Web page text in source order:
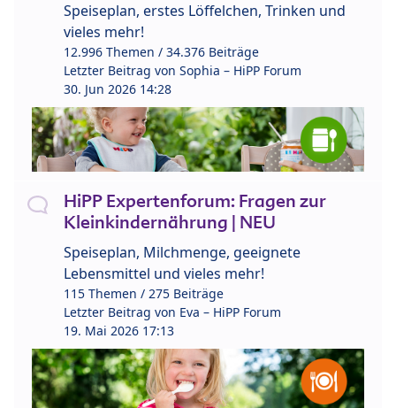
Speiseplan, erstes Löffelchen, Trinken und
vieles mehr!
12.996 Themen / 34.376 Beiträge
Letzter Beitrag von Sophia – HiPP Forum
30. Jun 2026 14:28
HiPP Expertenforum: Fragen zur
Kleinkindernährung | NEU
Speiseplan, Milchmenge, geeignete
Lebensmittel und vieles mehr!
115 Themen / 275 Beiträge
Letzter Beitrag von Eva – HiPP Forum
19. Mai 2026 17:13